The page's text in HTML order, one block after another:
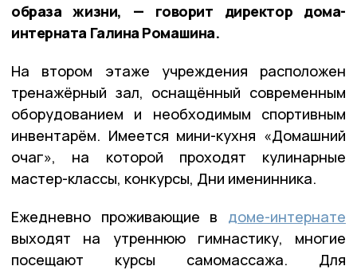
образа жизни, — говорит директор дома-
интерната Галина Ромашина.
На втором этаже учреждения расположен
тренажёрный зал, оснащённый современным
оборудованием и необходимым спортивным
инвентарём. Имеется мини-кухня «Домашний
очаг», на которой проходят кулинарные
мастер-классы, конкурсы, Дни именинника.
Ежедневно проживающие в доме-интернате
выходят на утреннюю гимнастику, многие
посещают курсы самомассажа. Для